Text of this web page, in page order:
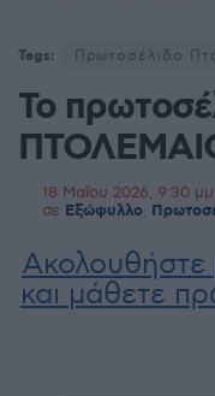
Tags: Πρωτοσέλιδο
Το
18 Μαΐου 2026, 9:30 μμ
σε Εξώφυλλο
Ακολουθήστε
και μάθετε